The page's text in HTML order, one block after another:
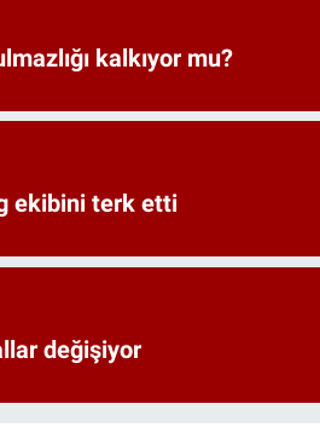
kalkıyor mu?
ekibini terk etti
değişiyor